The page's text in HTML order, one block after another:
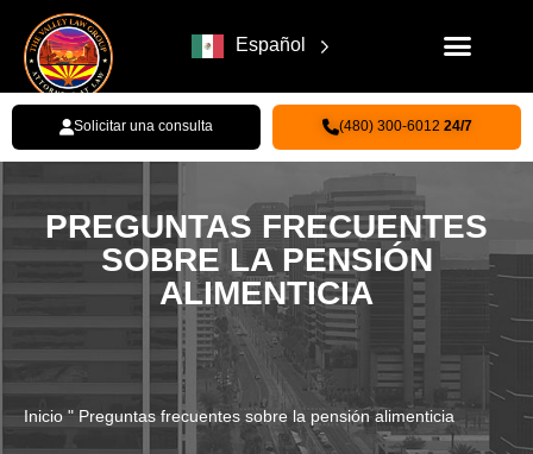
Español
Solicitar una consulta (480) 300-6012 24/7
PREGUNTAS FRECUENTES
SOBRE LA PENSIÓN
ALIMENTICIA
Inicio " Preguntas frecuentes sobre la pensión alimenticia